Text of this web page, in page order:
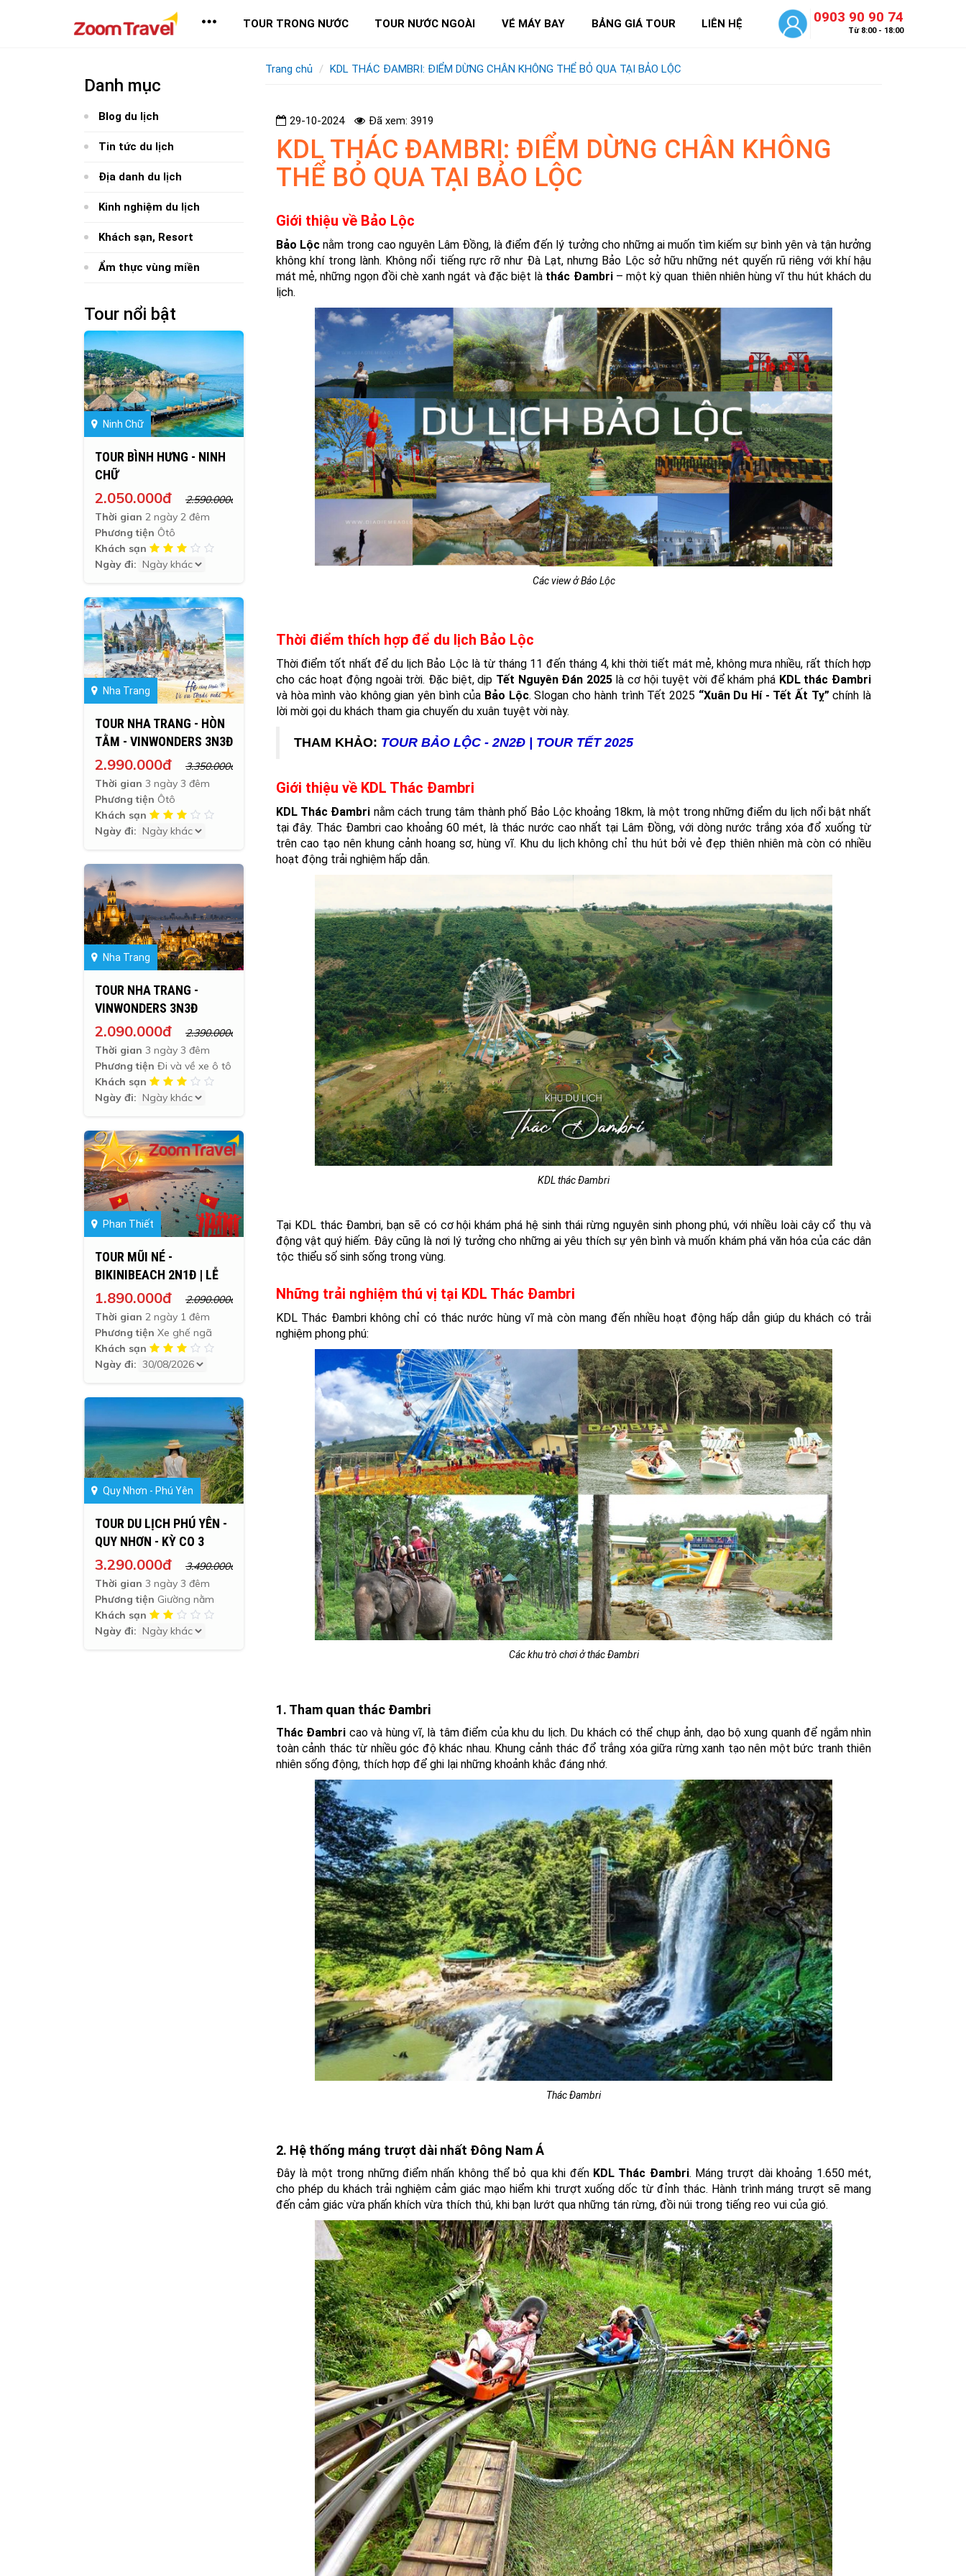
TOUR TRONG NƯỚC TOUR NƯỚC NGOÀI VÉ MÁY BAY BẢNG GIÁ TOUR LIÊN HỆ 0903 90 90 74
Từ 8:00 - 18:00
Danh mục
Blog du lịch
Tin tức du lịch
Địa danh du lịch
Kinh nghiệm du lịch
Khách sạn, Resort
Ẩm thực vùng miền
Tour nổi bật
Ninh Chữ
TOUR BÌNH HƯNG - NINH
CHỮ
2.050.000đ
2.590.000đ
Thời gian 2 ngày 2 đêm
Phương tiện Ôtô
Khách sạn
Ngày đi:
Nha Trang
TOUR NHA TRANG - HÒN
TẰM - VINWONDERS 3N3Đ
2.990.000đ
3.350.000đ
Thời gian 3 ngày 3 đêm
Phương tiện Ôtô
Khách sạn
Ngày đi:
Nha Trang
TOUR NHA TRANG -
VINWONDERS 3N3Đ
2.090.000đ
2.390.000đ
Thời gian 3 ngày 3 đêm
Phương tiện Đi và về xe ô tô
Khách sạn
Ngày đi:
Phan Thiết
TOUR MŨI NÉ -
BIKINIBEACH 2N1Đ | LỄ
02/09
1.890.000đ
2.090.000đ
Thời gian 2 ngày 1 đêm
Phương tiện Xe ghế ngã
Khách sạn
Ngày đi:
Quy Nhơn - Phú Yên
TOUR DU LỊCH PHÚ YÊN -
QUY NHƠN - KỲ CO 3
NGÀY 3 ĐÊM
3.290.000đ
3.490.000đ
Thời gian 3 ngày 3 đêm
Phương tiện Giường nằm
Khách sạn
Ngày đi:
Trang chủ KDL THÁC ĐAMBRI: ĐIỂM DỪNG CHÂN KHÔNG THỂ BỎ QUA TẠI BẢO LỘC
29-10-2024 Đã xem: 3919
KDL THÁC ĐAMBRI: ĐIỂM DỪNG CHÂN KHÔNG
THỂ BỎ QUA TẠI BẢO LỘC
Giới thiệu về Bảo Lộc
Bảo Lộc nằm trong cao nguyên Lâm Đồng, là điểm đến lý tưởng cho những ai muốn tìm kiếm sự bình yên và tận hưởng
không khí trong lành. Không nổi tiếng rực rỡ như Đà Lạt, nhưng Bảo Lộc sở hữu những nét quyến rũ riêng với khí hậu
mát mẻ, những ngọn đồi chè xanh ngát và đặc biệt là thác Đambri– một kỳ quan thiên nhiên hùng vĩ thu hút khách du
lịch.
Các view ở Bảo Lộc
Thời điểm thích hợp để du lịch Bảo Lộc
Thời điểm tốt nhất để du lịch Bảo Lộc là từ tháng 11 đến tháng 4, khi thời tiết mát mẻ, không mưa nhiều, rất thích hợp
cho các hoạt động ngoài trời. Đặc biệt, dịp Tết Nguyên Đán 2025là cơ hội tuyệt vời để khám phá KDL thác Đambri
và hòa mình vào không gian yên bình của Bảo Lộc. Slogan cho hành trình Tết 2025 “Xuân Du Hí - Tết Ất Tỵ”chính là
lời mời gọi du khách tham gia chuyến du xuân tuyệt vời này.
THAM KHẢO: TOUR BẢO LỘC - 2N2Đ | TOUR TẾT 2025
Giới thiệu về KDL Thác Đambri
KDL Thác Đambri nằm cách trung tâm thành phố Bảo Lộc khoảng 18km, là một trong những điểm du lịch nổi bật nhất
tại đây. Thác Đambri cao khoảng 60 mét, là thác nước cao nhất tại Lâm Đồng, với dòng nước trắng xóa đổ xuống từ
trên cao tạo nên khung cảnh hoang sơ, hùng vĩ. Khu du lịch không chỉ thu hút bởi vẻ đẹp thiên nhiên mà còn có nhiều
hoạt động trải nghiệm hấp dẫn.
KDL thác Đambri
Tại KDL thác Đambri, bạn sẽ có cơ hội khám phá hệ sinh thái rừng nguyên sinh phong phú, với nhiều loài cây cổ thụ và
động vật quý hiếm. Đây cũng là nơi lý tưởng cho những ai yêu thích sự yên bình và muốn khám phá văn hóa của các dân
tộc thiểu số sinh sống trong vùng.
Những trải nghiệm thú vị tại KDL Thác Đambri
KDL Thác Đambri không chỉ có thác nước hùng vĩ mà còn mang đến nhiều hoạt động hấp dẫn giúp du khách có trải
nghiệm phong phú:
Các khu trò chơi ở thác Đambri
1. Tham quan thác Đambri
Thác Đambri cao và hùng vĩ, là tâm điểm của khu du lịch. Du khách có thể chụp ảnh, dạo bộ xung quanh để ngắm nhìn
toàn cảnh thác từ nhiều góc độ khác nhau. Khung cảnh thác đổ trắng xóa giữa rừng xanh tạo nên một bức tranh thiên
nhiên sống động, thích hợp để ghi lại những khoảnh khắc đáng nhớ.
Thác Đambri
2. Hệ thống máng trượt dài nhất Đông Nam Á
Đây là một trong những điểm nhấn không thể bỏ qua khi đến KDL Thác Đambri. Máng trượt dài khoảng 1.650 mét,
cho phép du khách trải nghiệm cảm giác mạo hiểm khi trượt xuống dốc từ đỉnh thác. Hành trình máng trượt sẽ mang
đến cảm giác vừa phấn khích vừa thích thú, khi bạn lướt qua những tán rừng, đồi núi trong tiếng reo vui của gió.